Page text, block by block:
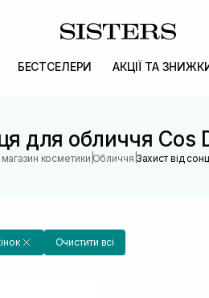
БЕСТСЕЛЕРИ АКЦІЇ ТА
для обличчя Cos
магазин косметики |Обличчя |Захист від
Очистити всі